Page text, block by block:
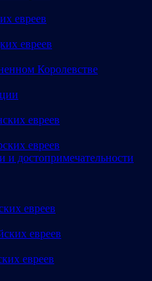
евреев
евреев
Королевстве
евреев
евреев
и достопримечательности
евреев
евреев
евреев